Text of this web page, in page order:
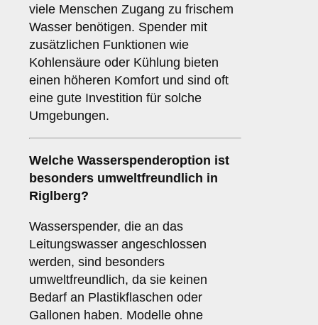
viele Menschen Zugang zu frischem
Wasser benötigen. Spender mit
zusätzlichen Funktionen wie
Kohlensäure oder Kühlung bieten
einen höheren Komfort und sind oft
eine gute Investition für solche
Umgebungen.
Welche Wasserspenderoption ist
besonders umweltfreundlich in
Riglberg?
Wasserspender, die an das
Leitungswasser angeschlossen
werden, sind besonders
umweltfreundlich, da sie keinen
Bedarf an Plastikflaschen oder
Gallonen haben. Modelle ohne